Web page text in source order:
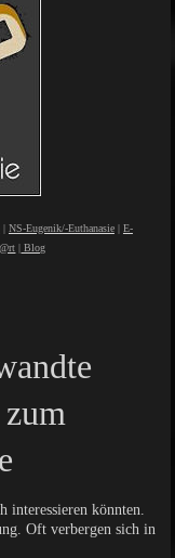
| NS-Eugenik/-Euthanasie| E-
| Blog
könnten.
Oft verbergen sich in